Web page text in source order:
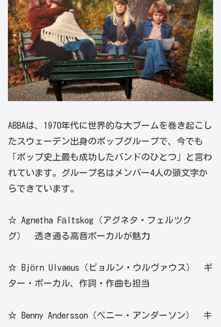
ABBAは、1970年代に世界的な大ブームを巻き起こし
たスウェーデン出身のポップグループで、今でも
「ポップ史上最も成功したバンドのひとつ」と言わ
れています。グループ名はメンバー4人の頭文字か
らできています。
☆ Agnetha Fältskog（アグネタ・フェルツク
グ） 透き通る高音ボーカルが魅力
☆ Björn Ulvaeus（ビョルン・ウルヴァウス） ギ
ター・ボーカル、作詞・作曲も担当
☆ Benny Andersson（ベニー・アンダーソン） キ